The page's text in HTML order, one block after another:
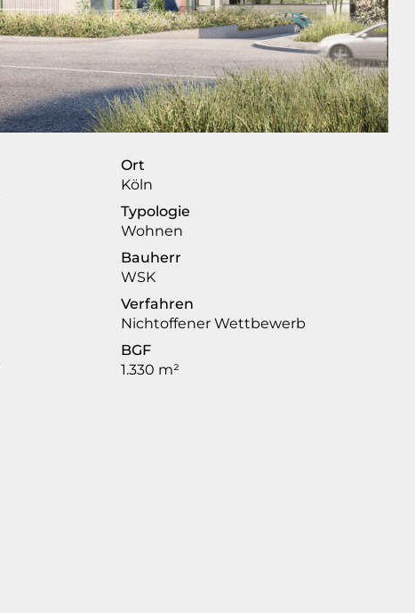
Ort
Köln
Typologie
Wohnen
Bauherr
WSK
Verfahren
Nichtoffener Wettbewerb
BGF
1.330 m²